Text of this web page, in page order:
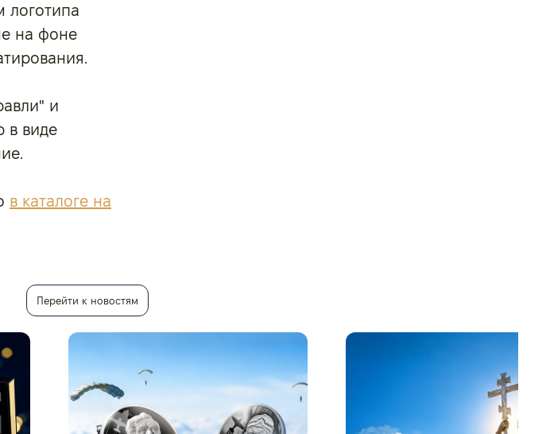
логотипа
на фоне
и
в виде
в каталоге на
Перейти к новостям